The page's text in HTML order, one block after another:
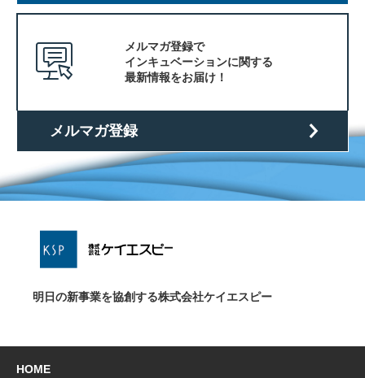
メルマガ登録で
インキュベーションに関する
最新情報をお届け！
メルマガ登録
明日の新事業を協創する株式会社ケイエスピー
HOME